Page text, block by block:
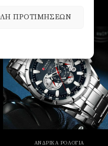
ΠΡΟΤΙΜΉΣΕΩΝ
Πρόσθήκη
στην
λίστα
επιθυμιών
ΑΝΔΡΙΚΆ ΡΟΛΌΓΙΑ